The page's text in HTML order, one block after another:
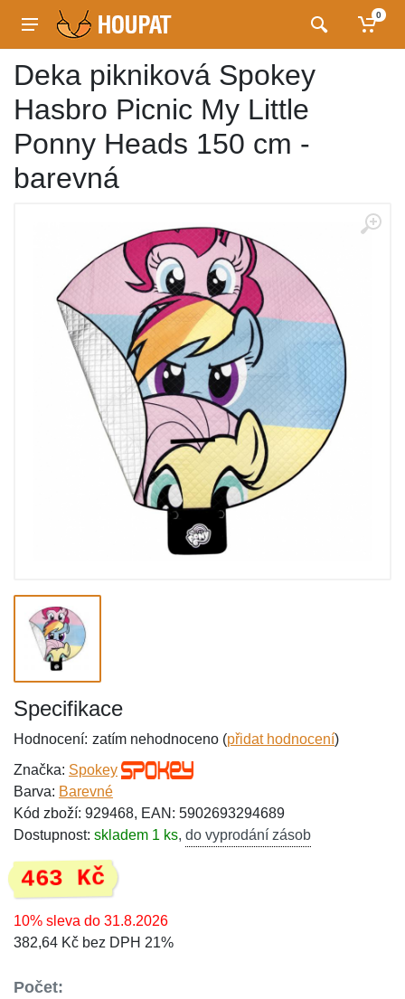
0
Deka pikniková Spokey
Hasbro Picnic My Little
Ponny Heads 150 cm -
barevná
Specifikace
Hodnocení: zatím nehodnoceno (přidat hodnocení)
Značka: Spokey
Barva: Barevné
Kód zboží: 929468, EAN: 5902693294689
Dostupnost: skladem 1 ks, do vyprodání zásob
463 Kč
10% sleva do 31.8.2026
382,64 Kč bez DPH 21%
Počet: